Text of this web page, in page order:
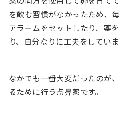
を飲む習慣がなかったため、
アラームをセットしたり、薬
り、自分なりに工夫をしていま
なかでも一番大変だったのが
るために行う点鼻薬です。